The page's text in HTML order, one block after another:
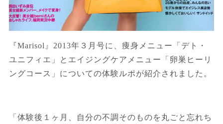
『Marisol 』 2013年３月号に、痩身メニュー「デト・
ユニフィエ」とエイジングケアメニュー「卵巣ヒーリ
ングコース」についての体験ルポが紹介されました。
「体験後１ヶ月、自分の不調そのものを丸ごと忘れち